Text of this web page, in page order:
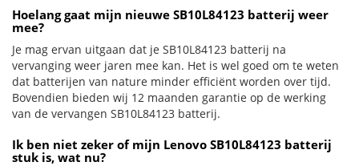
Hoelang gaat mijn nieuwe SB10L84123 batterij weer
mee?
Je mag ervan uitgaan dat je SB10L84123 batterij na
vervanging weer jaren mee kan. Het is wel goed om te weten
dat batterijen van nature minder efficiënt worden over tijd.
Bovendien bieden wij 12 maanden garantie op de werking
van de vervangen SB10L84123 batterij.
Ik ben niet zeker of mijn Lenovo SB10L84123 batterij
stuk is, wat nu?